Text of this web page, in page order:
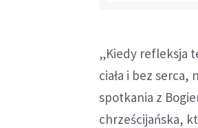
„Kiedy refleksja
ciała i bez
spotkania z
chrześcijańska,